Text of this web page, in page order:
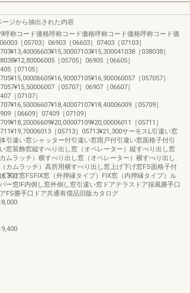
ージから抽出された内容
呼称コード価格呼称コード価格呼称コード価格呼称コード価
［05703］06903［06603］07403［07103］
［038038］
［05705］06905［06605］
［07105］
［057057］
［05707］06907［06607］
［07107］
［05709］
［06609］07409［07109］
［05711］
［05713］05713¥21,300サーモスL引違い窓
引違い窓シャッター付引違い窓雨戸付引違い窓面格子付引
窓装飾窓縦すべり出し窓（オペレーター）縦すべり出し窓
カムラッチ）横すべり出し窓（オペレーター）横すべり出し
カムラッチ）高所用横すべり出し窓上げ下げ窓FS面格子付
下げ窓FSFIX窓（外押縁タイプ）FIX窓（内押縁タイプ）ル
ー窓IF内倒し窓外倒し窓引違い窓ドアテラスドア採風勝手口
アFS勝手口ドア共通有償品旧版カタログ